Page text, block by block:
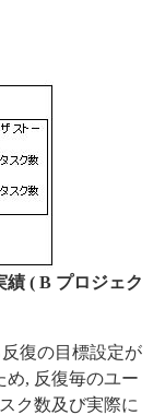
績 ( B プロジェク
復の目標設定が
め, 反復毎のユー
ク数及び実際に